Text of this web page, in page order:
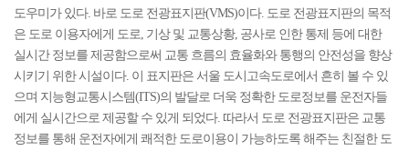
도우미가 있다. 바로 도로 전광표지판(VMS)이다. 도로 전광표지판의 목적
은 도로 이용자에게 도로, 기상 및 교통상황, 공사로 인한 통제 등에 대한
실시간 정보를 제공함으로써 교통 흐름의 효율화와 통행의 안전성을 향상
시키기 위한 시설이다. 이 표지판은 서울 도시고속도로에서 흔히 볼 수 있
으며 지능형교통시스템(ITS)의 발달로 더욱 정확한 도로정보를 운전자들
에게 실시간으로 제공할 수 있게 되었다. 따라서 도로 전광표지판은 교통
정보를 통해 운전자에게 쾌적한 도로이용이 가능하도록 해주는 친절한 도